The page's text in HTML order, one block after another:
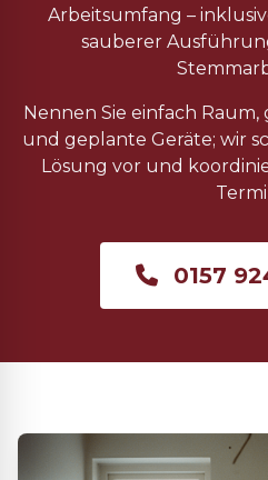
Arbeitsumfang –
sauberer
Nennen Sie einfach
und geplante Geräte; wir
Lösung vor und
0157